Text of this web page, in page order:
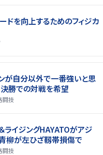
ードを向上するためのフィジカ
ンが自分以外で一番強いと思
決勝での対戦を希望
闘技
ライジングHAYATOがアジ
柳が左ひざ靱帯損傷で
闘技